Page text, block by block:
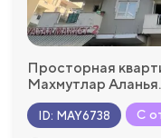
Просторная
Махмутлар Аланья.
ID: MAY6738 С